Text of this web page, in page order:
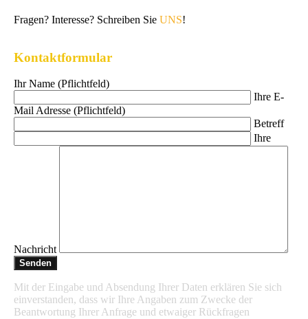
Fragen? Interesse? Schreiben Sie UNS!
Kontaktformular
Ihr Name (Pflichtfeld)
Ihre E-
Mail Adresse (Pflichtfeld)
Betreff
Ihre
Nachricht
Mit der Eingabe und Absendung Ihrer Daten erklären Sie sich
einverstanden, dass wir Ihre Angaben zum Zwecke der
Beantwortung Ihrer Anfrage und etwaiger Rückfragen